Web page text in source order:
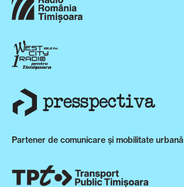
Partener de comunicare și mobilitate urbană